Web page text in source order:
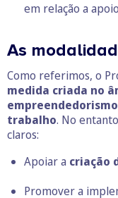
em relação a
As
Como referimos, o
medida criada no
trabalho. No
claros:
Apoiar a criação
Promover a